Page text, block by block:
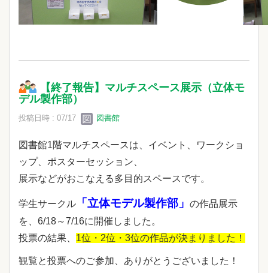
【終了報告】マルチスペース展示（立体モ
デル製作部）
投稿日時 : 07/17 図書館
図書館1階マルチスペースは、イベント、ワークショ
ップ、ポスターセッション、
展示などがおこなえる多目的スペースです。
学生サークル 「立体モデル製作部」 の作品展示
を、6/18～7/16に開催しました。
投票の結果、 1位・2位・3位の作品が決まりました ！
観覧と投票へのご参加、ありがとうございました！